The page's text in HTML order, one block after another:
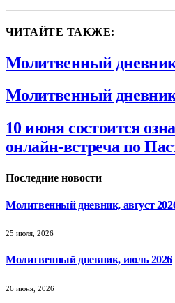
ЧИТАЙТЕ ТАКЖЕ:
Молитвенный
Молитвенный
10 июня состоится
онлайн-встреча по
Последние новости
Молитвенный дневник, август
25 июля, 2026
Молитвенный дневник, июль 2026
26 июня, 2026